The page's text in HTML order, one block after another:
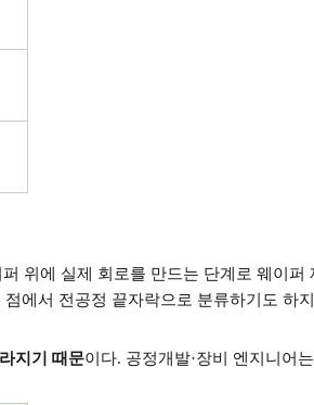
위에 실제 회로를 만드는 단계로 웨이
점에서 전공정 끝자락으로 분류하기도 하
지기 때문이다. 공정개발·장비 엔지니어